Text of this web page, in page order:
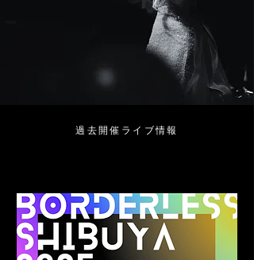
​過去開催ライブ情報